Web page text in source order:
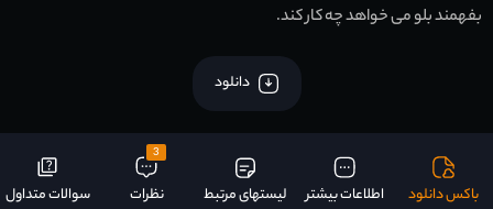
بفهمند بلو می خواهد چه کار کند.
دانلود
باکس دانلود اطلاعات بیشتر لیستهای مرتبط
3
نظرات سوالات متداول